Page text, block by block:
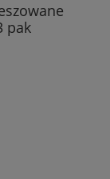
pak